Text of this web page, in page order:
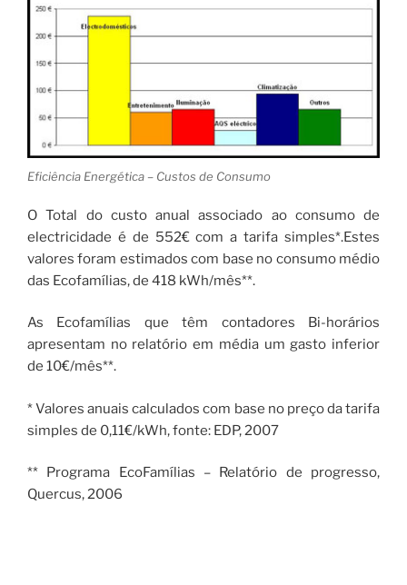
Eficiência Energética – Custos de Consumo
O Total do custo anual associado ao consumo de
electricidade é de 552€ com a tarifa simples*.Estes
valores foram estimados com base no consumo médio
das Ecofamílias, de 418 kWh/mês**.
As Ecofamílias que têm contadores Bi-horários
apresentam no relatório em média um gasto inferior
de 10€/mês**.
* Valores anuais calculados com base no preço da tarifa
simples de 0,11€/kWh, fonte: EDP, 2007
** Programa EcoFamílias – Relatório de progresso,
Quercus, 2006